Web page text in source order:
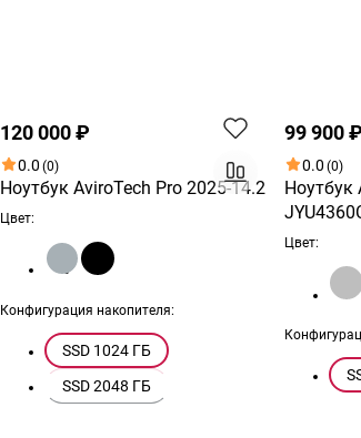
120 000 ₽
0.0 (0)
Ноутбук AviroTech Pro 2025-14.2
Цвет:
Конфигурация накопителя:
SSD 1024 ГБ
SSD 2048 ГБ
99 900 ₽
0.0 (0)
Ноутбук
Цвет: